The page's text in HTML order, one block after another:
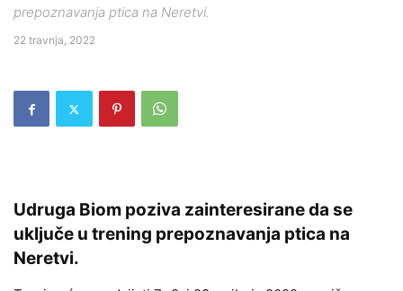
prepoznavanja ptica na Neretvi.
22 travnja, 2022
Udruga Biom poziva zainteresirane da se
uključe u trening prepoznavanja ptica na
Neretvi.